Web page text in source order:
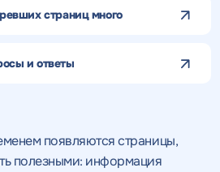
страниц много
и ответы
появляются страницы,
полезными: информация